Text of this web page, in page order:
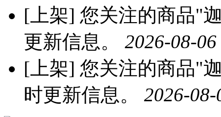
[上架] 您关注的商品"
更新信息。 2026-08-
[上架] 您关注的商品"
时更新信息。 2026-